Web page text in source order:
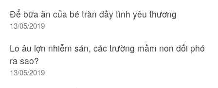
Để bữa ăn của bé tràn đầy tình yêu thương
13/05/2019
Lo âu lợn nhiễm sán, các trường mầm non đối phó
ra sao?
13/05/2019